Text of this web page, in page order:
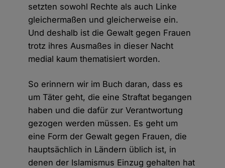
setzten sowohl Rechte als auch Linke
gleichermaßen und gleicherweise ein.
Und deshalb ist die Gewalt gegen Frauen
trotz ihres Ausmaßes in dieser Nacht
medial kaum thematisiert worden.
So erinnern wir im Buch daran, dass es
um Täter geht, die eine Straftat begangen
haben und die dafür zur Verantwortung
gezogen werden müssen. Es geht um
eine Form der Gewalt gegen Frauen, die
hauptsächlich in Ländern üblich ist, in
denen der Islamismus Einzug gehalten hat